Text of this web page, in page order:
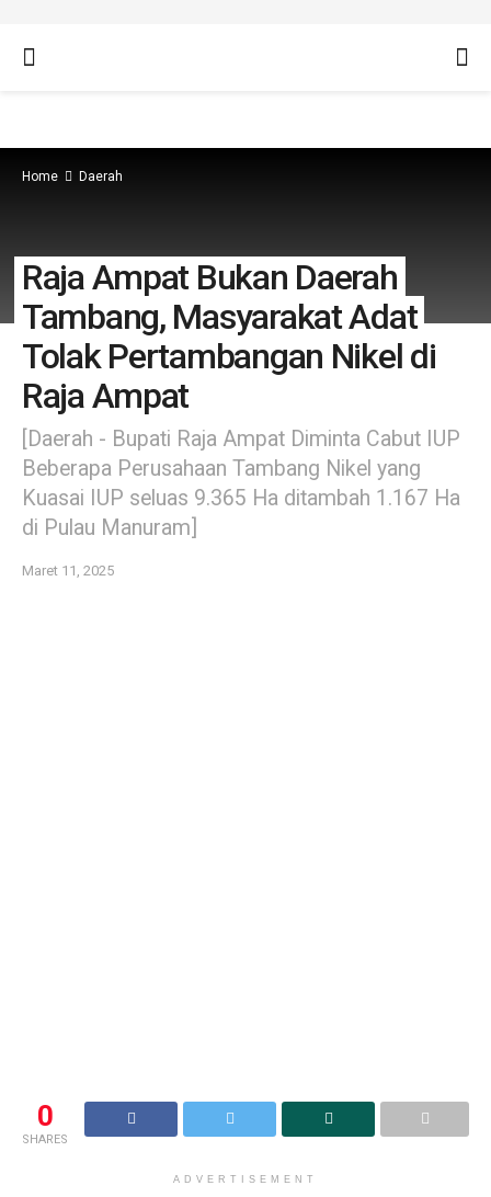
Home Daerah
Raja Ampat Bukan Daerah
Tambang, Masyarakat Adat
Tolak Pertambangan Nikel di
Raja Ampat
[Daerah - Bupati Raja Ampat Diminta Cabut IUP
Beberapa Perusahaan Tambang Nikel yang
Kuasai IUP seluas 9.365 Ha ditambah 1.167 Ha
di Pulau Manuram]
Maret 11, 2025
0
SHARES
ADVERTISEMENT